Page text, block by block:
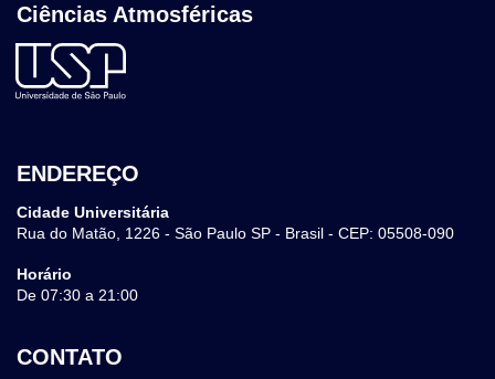
Ciências Atmosféricas
ENDEREÇO
Cidade Universitária
Rua do Matão, 1226 - São Paulo SP - Brasil - CEP: 05508-090
Horário
De 07:30 a 21:00
CONTATO